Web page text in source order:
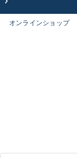
オンラインショップ